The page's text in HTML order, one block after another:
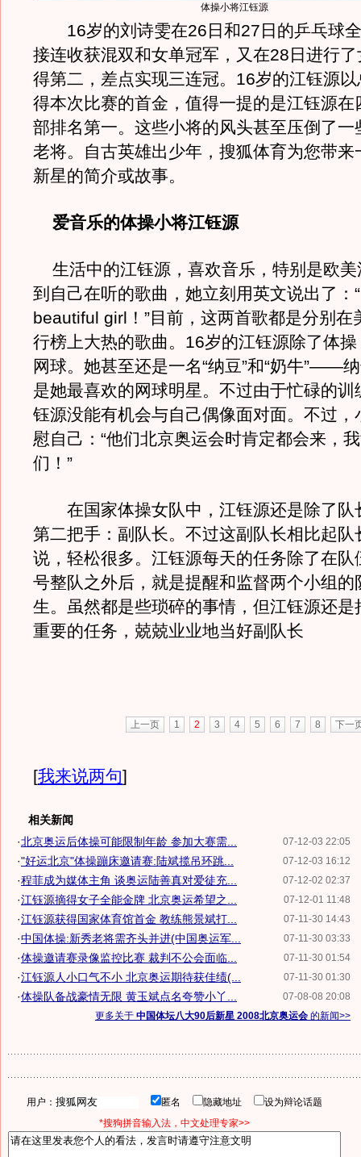
体操小将江钰源
16岁的刘诗雯在26日和27日的乒乓球
接连收获混双和女单冠军，又在28日进行
得第二，差点实现三连冠。16岁的江钰源
得本次比赛的首金，值得一提的是江钰源在
部排名第一。这些小将的风头甚至压倒了一
老将。自古英雄出少年，搜狐体育为您带来
新星的简介或故事。
爱音乐的体操小将江钰源
生活中的江钰源，喜欢音乐，特别是欧美
到自己在听的歌曲，她立刻用英文说出了：
beautiful girl！”目前，这两首歌都是分别在
行榜上大热的歌曲。16岁的江钰源除了体
网球。她甚至还是一名“纳豆”和“奶牛”——
是她最喜欢的网球明星。不过由于忙碌的训
钰源没能有机会与自己偶像面对面。不过，
慰自己：“他们北京奥运会时肯定都会来，
们！”
在国家体操女队中，江钰源还是除了队
第二把手：副队长。不过这副队长相比起队
说，轻松很多。江钰源每天的任务除了在队
号整队之外后，就是提醒和监督两个小组的
生。虽然都是些琐碎的事情，但江钰源还是
重要的任务，兢兢业业地当好副队长
上一页 1 2 3 4 5 6 7 8 下一
[我来说两句]
相关新闻
07-12-03 22:05
·北京奥运后体操可能限制年龄 参加大赛需...
07-12-03 16:12
·"好运北京"体操蹦床邀请赛:陆斌揽吊环跳...
07-12-02 02:37
·程菲成为媒体主角 谈奥运陆善真对爱徒充...
07-12-01 11:48
·江钰源摘得女子全能金牌 北京奥运希望之...
07-11-30 14:43
·江钰源获得国家体育馆首金 教练熊景斌打...
07-11-30 03:33
·中国体操:新秀老将需齐头并进(中国奥运军...
07-11-30 01:54
·体操邀请赛录像监控比赛 裁判不公会面临...
07-11-30 01:30
·江钰源人小口气不小 北京奥运期待获佳绩(...
07-08-08 20:08
·体操队备战豪情无限 黄玉斌点名夸赞小丫...
更多关于 中国体坛八大90后新星 2008北京奥运会 的新闻>>
用户： 匿名 隐藏地址
设为辩论话题
*搜狗拼音输入法，中文处理专家>>